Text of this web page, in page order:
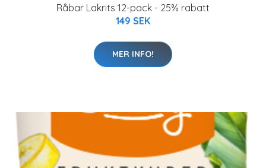
Råbar Lakrits 12-pack - 25% rabatt
149 SEK
MER INFO!